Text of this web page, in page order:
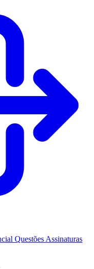
Questões Assinaturas